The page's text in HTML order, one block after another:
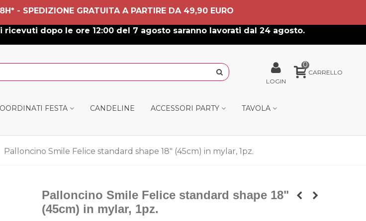
- SPEDIZIONE GRATUITA A PARTIRE DA 49,90 EURO
ricevuti dopo le ore 12:00 del 7 agosto saranno lavorati dal 24 agosto.
LOGIN
0
CARRELLO
FESTA CANDELINE ACCESSORI PARTY
TAVOLA
Palloncino Smile Felice standard shape 18" (45cm) in mylar, 1pz.
Palloncino Smile Felice standard shape 18"
(45cm) in mylar, 1pz.